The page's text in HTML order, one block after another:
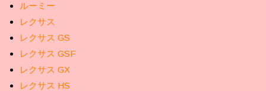
ルーミー
レクサス
レクサス GS
レクサス GSF
レクサス GX
レクサス HS